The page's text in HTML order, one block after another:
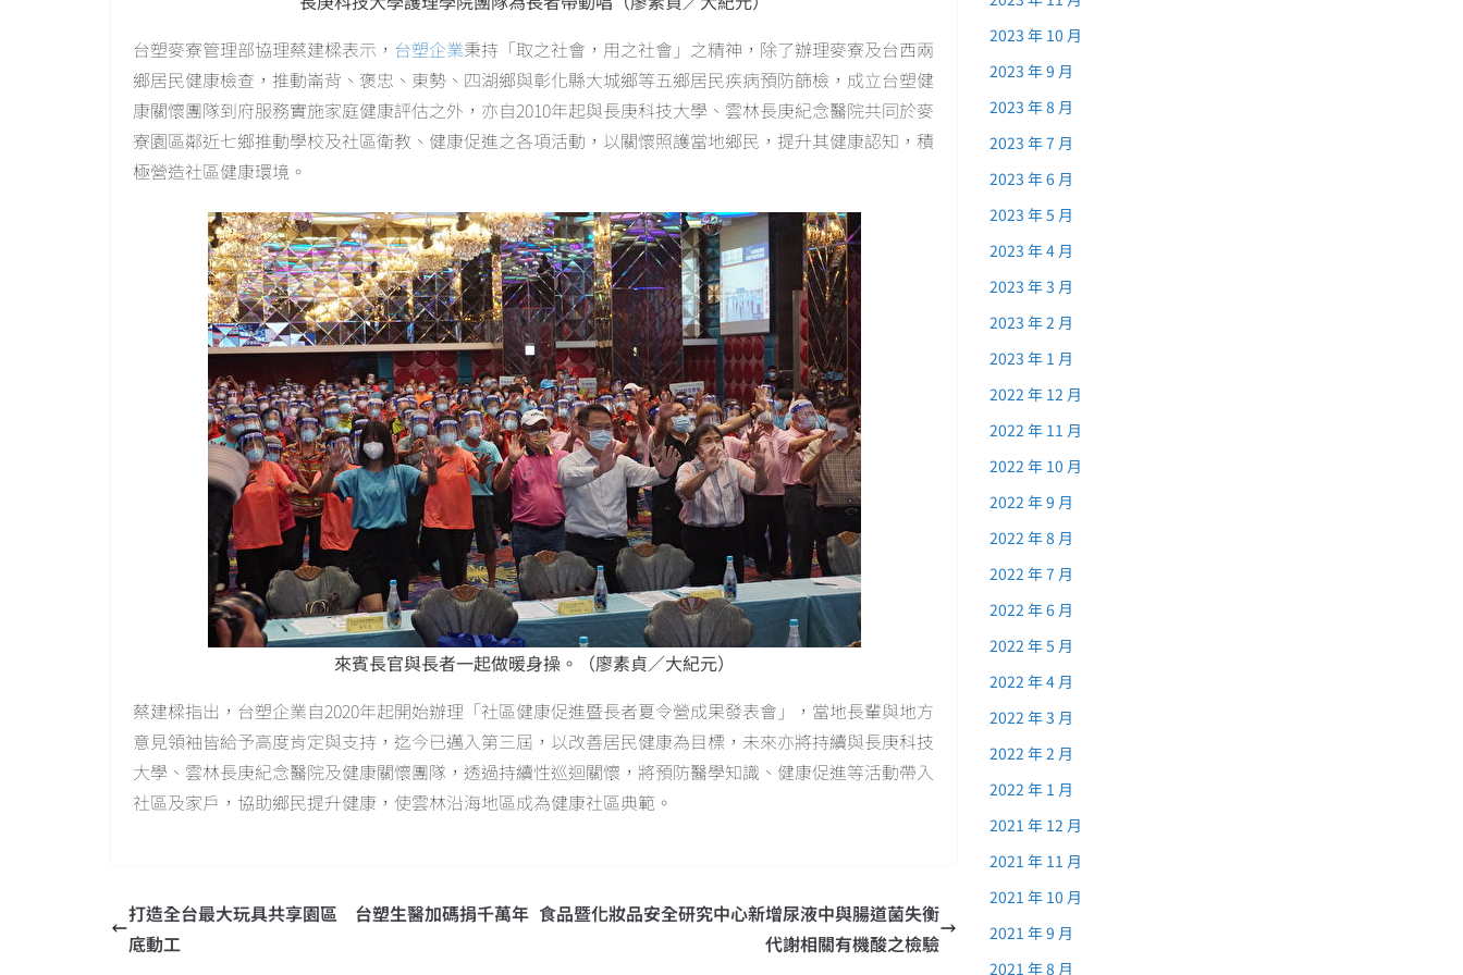
台塑麥寮管理部協理蔡建樑表示， 台塑企業秉持「取之社會，用之社會」之精神，除了辦理麥寮及台西兩
鄉居民健康檢查，推動崙背、褒忠、東勢、四湖鄉與彰化縣大城鄉等五鄉居民疾病預防篩檢，成立台塑健
康關懷團隊到府服務實施家庭健康評估之外，亦自2010年起與長庚科技大學、雲林長庚紀念醫院共同於麥
寮園區鄰近七鄉推動學校及社區衛教、健康促進之各項活動，以關懷照護當地鄉民，提升其健康認知，積
極營造社區健康環境。
來賓長官與長者一起做暖身操。（廖素貞／大紀元）
蔡建樑指出，台塑企業自2020年起開始辦理「社區健康促進暨長者夏令營成果發表會」，當地長輩與地方
意見領袖皆給予高度肯定與支持，迄今已邁入第三屆，以改善居民健康為目標，未來亦將持續與長庚科技
大學、雲林長庚紀念醫院及健康關懷團隊，透過持續性巡迴關懷，將預防醫學知識、健康促進等活動帶入
社區及家戶，協助鄉民提升健康，使雲林沿海地區成為健康社區典範。
打造全台最大玩具共享園區 台塑生醫加碼捐千萬年
底動工
食品暨化妝品安全研究中心新增尿液中與腸道菌失衡
代謝相關有機酸之檢驗
2023 年 10 月
2023 年 9 月
2023 年 8 月
2023 年 7 月
2023 年 6 月
2023 年 5 月
2023 年 4 月
2023 年 3 月
2023 年 2 月
2023 年 1 月
2022 年 12 月
2022 年 11 月
2022 年 10 月
2022 年 9 月
2022 年 8 月
2022 年 7 月
2022 年 6 月
2022 年 5 月
2022 年 4 月
2022 年 3 月
2022 年 2 月
2022 年 1 月
2021 年 12 月
2021 年 11 月
2021 年 10 月
2021 年 9 月
2021 年 8 月